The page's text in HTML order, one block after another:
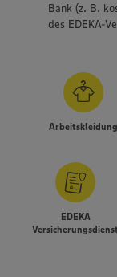
Bank (z. B.
des EDEKA-
Arbeitskleidung
EDEKA
Versicherungsdienst